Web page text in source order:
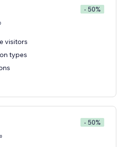
- 50%
visitors
types
- 50%